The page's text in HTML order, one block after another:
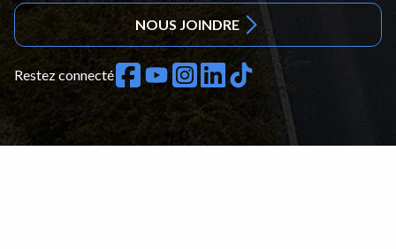
NOUS JOINDRE
Restez connecté